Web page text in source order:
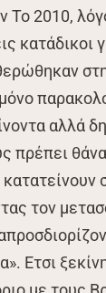
Το 2010,
κατάδικοι
αλλά
πρέπει
τον
Ετσι